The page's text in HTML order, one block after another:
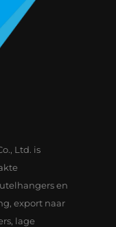
Ltd. is
en
export naar
lage